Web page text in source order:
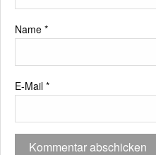
Name *
E-Mail *